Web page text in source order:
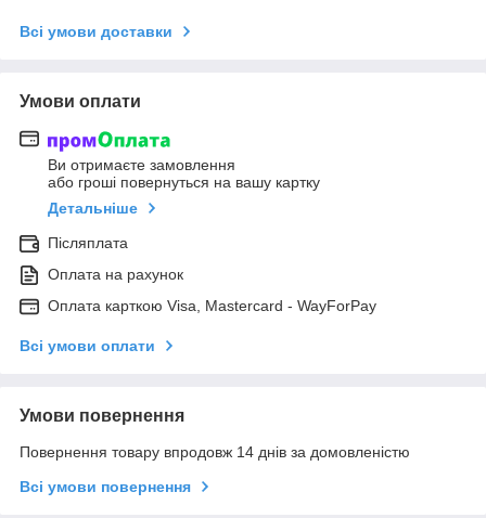
Всі умови доставки
Умови оплати
Ви отримаєте замовлення
або гроші повернуться на вашу картку
Детальніше
Післяплата
Оплата на рахунок
Оплата карткою Visa, Mastercard - WayForPay
Всі умови оплати
Умови повернення
Повернення товару впродовж 14 днів за домовленістю
Всі умови повернення